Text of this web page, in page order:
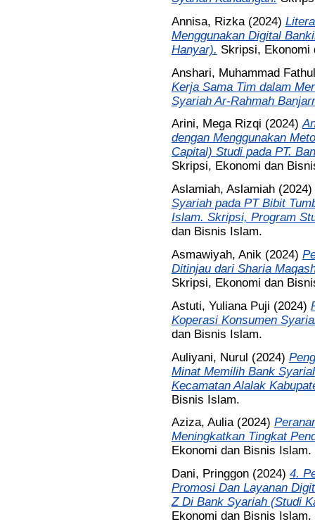
Annisa, Rizka(2024)
Menggunakan Digital
Hanyar). Skripsi, Ekonomi
Anshari, Muhammad Fathul
Kerja Sama Tim dalam
Syariah Ar-Rahmah
Arini, Mega Rizqi (2024)
dengan Menggunakan
Capital) Studi pada PT.
Skripsi, Ekonomi dan
Aslamiah, Aslamiah(2024)
Syariah pada PT Bibit
Islam. Skripsi, Program
dan Bisnis Islam.
Asmawiyah, Anik(2024)
Ditinjau dari Sharia
Skripsi, Ekonomi dan
Astuti, Yuliana Puji (2024)
Koperasi Konsumen
dan Bisnis Islam.
Auliyani, Nurul (2024)
Minat Memilih Bank
Kecamatan Alalak
Bisnis Islam.
Aziza, Aulia(2024)
Meningkatkan Tingkat
Ekonomi dan Bisnis Islam.
Dani, Pringgon(2024) 4.
Promosi Dan Layanan
Z Di Bank Syariah (Studi
Ekonomi dan Bisnis Islam.